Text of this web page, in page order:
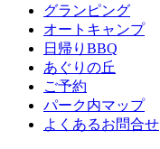
グランピング
オートキャンプ
日帰りBBQ
あぐりの丘
ご予約
パーク内マップ
よくあるお問合せ